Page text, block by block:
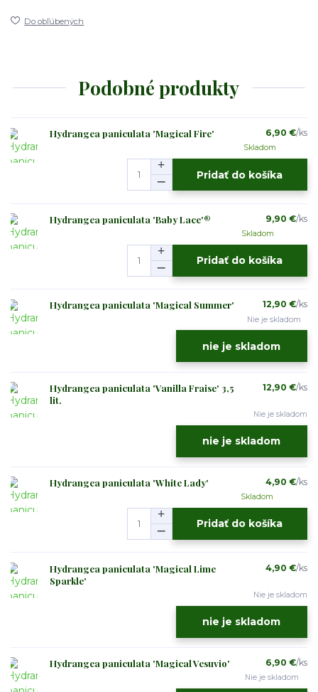
Do obľúbených
Podobné produkty
Hydrangea paniculata 'Magical Fire' 6,90 €/ks
Skladom
Pridať do košíka
Hydrangea paniculata 'Baby Lace'® 9,90 €/ks
Skladom
Pridať do košíka
Hydrangea paniculata 'Magical Summer' 12,90 €/ks
Nie je skladom
nie je skladom
Hydrangea paniculata 'Vanilla Fraise' 3,5
lit.
12,90 €/ks
Nie je skladom
nie je skladom
Hydrangea paniculata 'White Lady' 4,90 €/ks
Skladom
Pridať do košíka
Hydrangea paniculata 'Magical Lime
Sparkle'
4,90 €/ks
Nie je skladom
nie je skladom
Hydrangea paniculata 'Magical Vesuvio' 6,90 €/ks
Nie je skladom